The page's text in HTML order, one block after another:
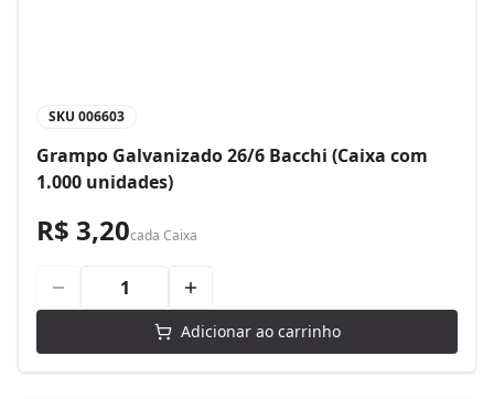
SKU 006603
Grampo Galvanizado 26/6 Bacchi (Caixa com
1.000 unidades)
R$ 3,20cada Caixa
Adicionar ao carrinho